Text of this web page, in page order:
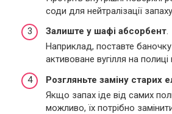
соди для нейтралізації
Залиште у шафі абсорбент.
Наприклад, поставте
активоване вугілля на полиці
Розгляньте заміну старих
Якщо запах іде від самих
можливо, їх потрібно